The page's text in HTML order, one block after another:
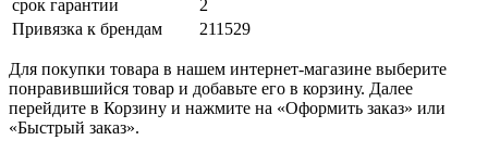
срок гарантии
2
Привязка к брендам
211529
Для покупки товара в нашем интернет-магазине выберите
понравившийся товар и добавьте его в корзину. Далее
перейдите в Корзину и нажмите на «Оформить заказ» или
«Быстрый заказ».